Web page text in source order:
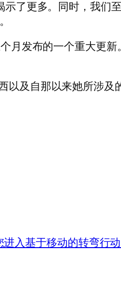
了更多。同时，我们
月发布的一个重大更新
以及自那以来她所涉及
入基于移动的转弯行